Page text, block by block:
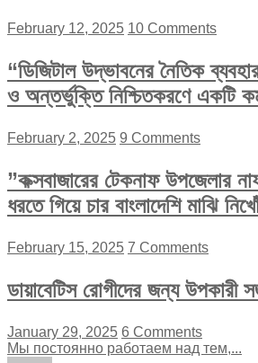
February 12, 2025 10 Comments
“ডিজিটাল উদ্ভাবনের নৈতিক
ও অন্তর্ভুক্তি নিশ্চিতকরণে একটি
February 2, 2025 9 Comments
”কক্সবাজারের টেকনাফ উপজেলার
ধরতে গিয়ে চার বাংলাদেশি মাঝি
February 15, 2025 7 Comments
ডায়াবেটিস রোগীদের জন্য উপকারী
January 29, 2025 6 Comments
Мы постоянно работаем над тем,...